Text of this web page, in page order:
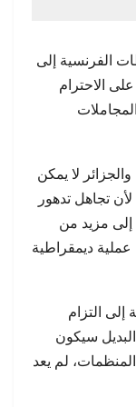
الفرنسية إلى
الاحترام
لا يمكن
تجاهل تدهور
إلى مزيد من
عملية ديمقراطية
إلى التزام
سيكون
لم يعد